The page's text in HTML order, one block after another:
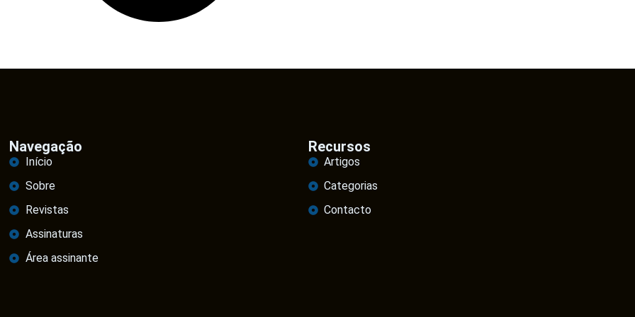
Navegação
Início
Sobre
Revistas
Assinaturas
Área assinante
Recursos
Artigos
Categorias
Contacto